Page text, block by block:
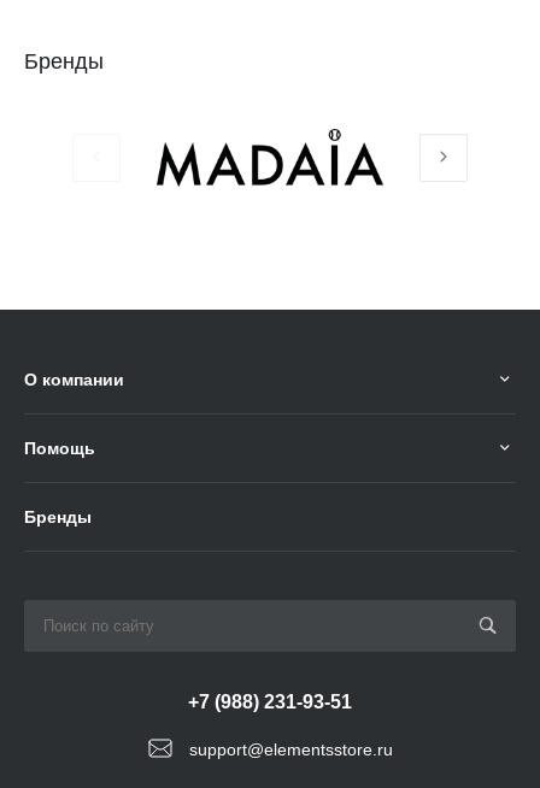
Бренды
О компании
Помощь
Бренды
support@elementsstore.ru
+7 (988) 231-93-51